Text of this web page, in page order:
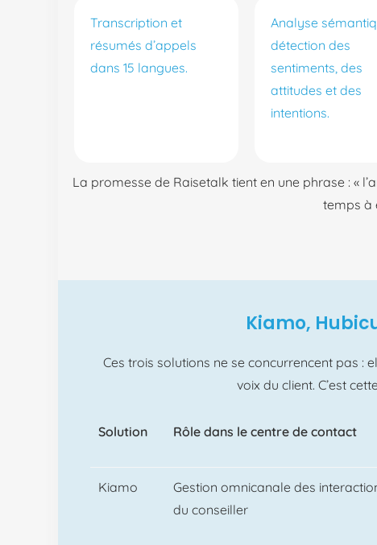
Transcription et
résumés d’appels
dans 15 langues.
Analyse
détection des
sentiments, des
attitudes et des
intentions.
La promesse de Raisetalk tient en une phrase : «
temps à
Kiamo,
Ces trois solutions ne se concurrencent pas :
voix du client. C’est cette
Solution Rôle dans le centre de contact
Kiamo
Gestion omnicanale des
du conseiller